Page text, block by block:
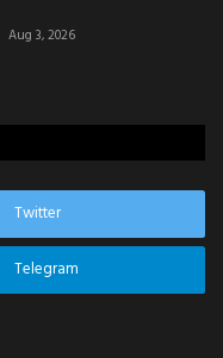
Aug 3, 2026
Twitter
Telegram